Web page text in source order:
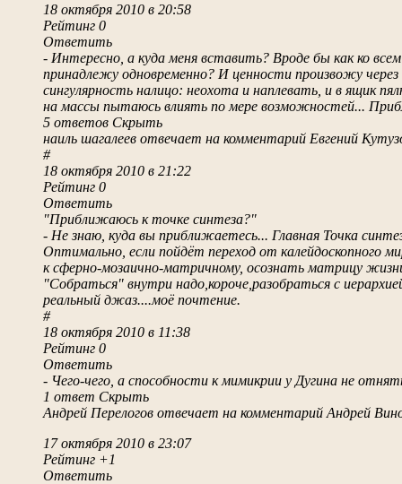
18 октября 2010 в 20:58
Рейтинг 0
Ответить
- Интересно, а куда меня вставить? Вроде бы как ко
принадлежу одновременно? И ценности произвожу
сингулярность налицо: неохота и наплевать, и в ящик
на массы пытаюсь влиять по мере возможностей...
5 ответов Скрыть
наиль шагалеев отвечает на комментарий Евгений
#
18 октября 2010 в 21:22
Рейтинг 0
Ответить
"Приближаюсь к точке синтеза?"
- Не знаю, куда вы приближаетесь... Главная Точка
Оптимально, если пойдёт переход от калейдоскопного
к сферно-мозаично-матричному, осознать матрицу
"Собраться" внутри надо,короче,разобраться с
реальный джаз....моё почтение.
#
18 октября 2010 в 11:38
Рейтинг 0
Ответить
- Чего-чего, а способности к мимикрии у Дугина не
1 ответ Скрыть
Андрей Перелогов отвечает на комментарий Андрей
17 октября 2010 в 23:07
Рейтинг +1
Ответить